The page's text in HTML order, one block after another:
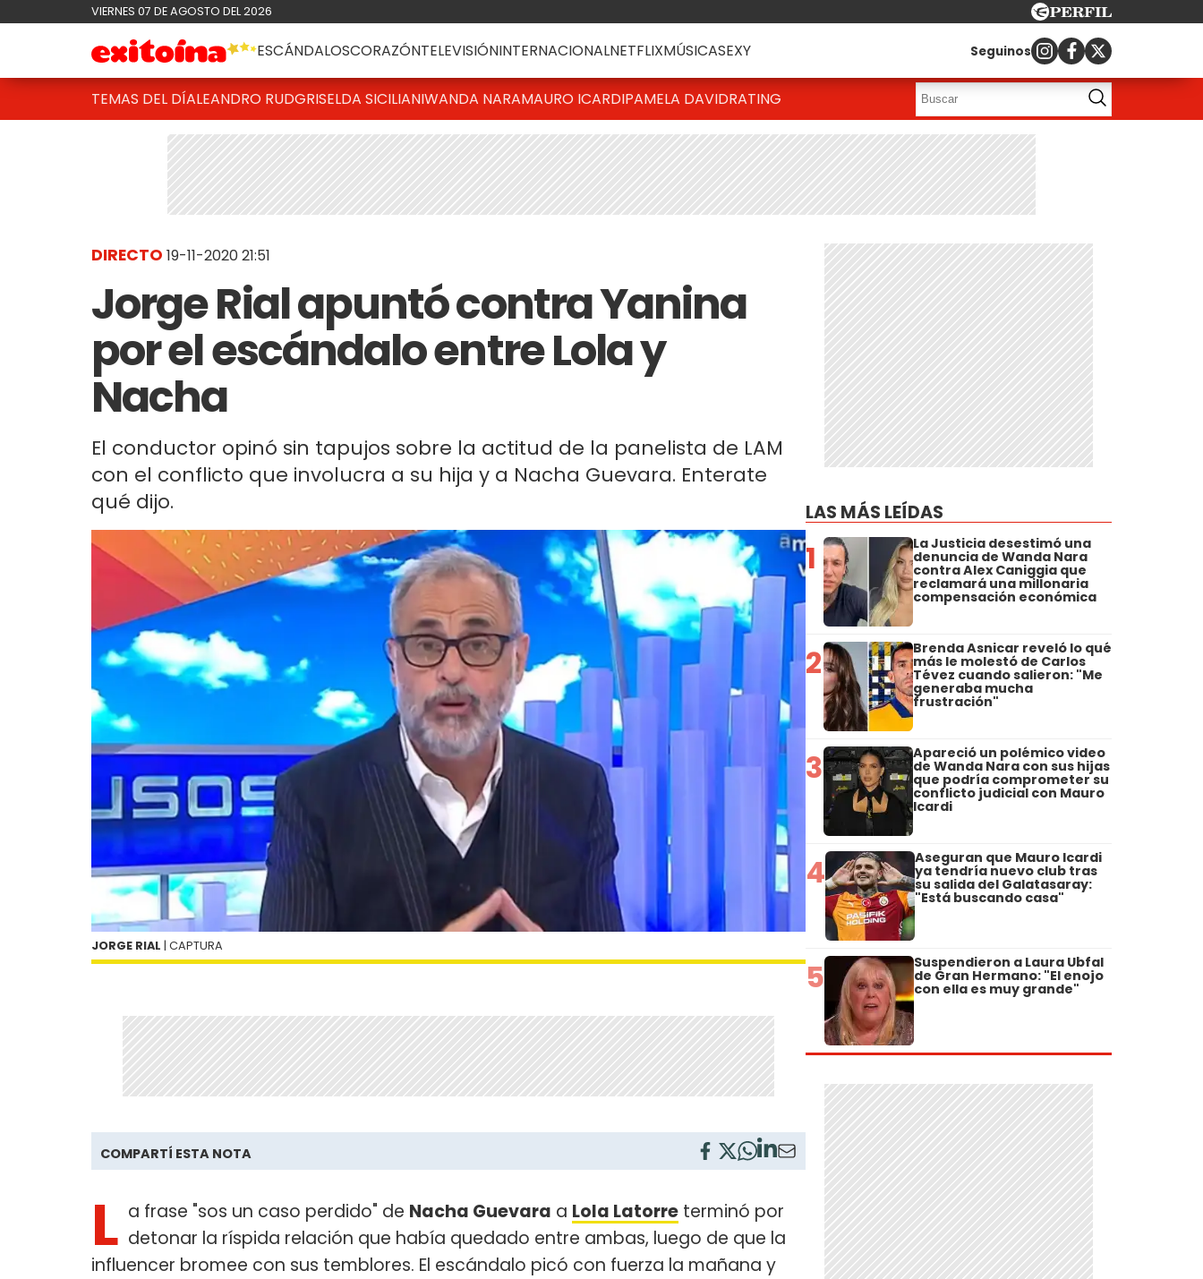
VIERNES 07 DE AGOSTO DEL 2026
ESCÁNDALOSCORAZÓNTELEVISIÓNINTERNACIONALNETFLIXMÚSICASEXY Seguinos
TEMAS DEL DÍALEANDRO RUDGRISELDA SICILIANIWANDA NARAMAURO ICARDIPAMELA DAVIDRATING
DIRECTO 19-11-2020 21:51
Jorge Rial apuntó contra Yanina
por el escándalo entre Lola y
Nacha
El conductor opinó sin tapujos sobre la actitud de la panelista de LAM
con el conflicto que involucra a su hija y a Nacha Guevara. Enterate
qué dijo.
JORGE RIAL | CAPTURA
COMPARTÍ ESTA NOTA
L a frase "sos un caso perdido" de Nacha Guevara a Lola Latorre terminó por
detonar la ríspida relación que había quedado entre ambas, luego de que la
influencer bromee con sus temblores. El escándalo picó con fuerza la mañana y
LAS MÁS LEÍDAS
1 La Justicia desestimó una
denuncia de Wanda Nara
contra Alex Caniggia que
reclamará una millonaria
compensación económica
2 Brenda Asnicar reveló lo qué
más le molestó de Carlos
Tévez cuando salieron: "Me
generaba mucha
frustración"
3 Apareció un polémico video
de Wanda Nara con sus hijas
que podría comprometer su
conflicto judicial con Mauro
Icardi
4 Aseguran que Mauro Icardi
ya tendría nuevo club tras
su salida del Galatasaray:
"Está buscando casa"
5 Suspendieron a Laura Ubfal
de Gran Hermano: "El enojo
con ella es muy grande"